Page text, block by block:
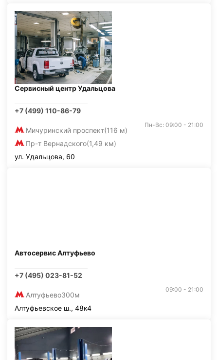
Сервисный центр Удальцова
+7 (499) 110-86-79
Мичуринский проспект(116 м)
Пр-т Вернадского(1,49 км)
Пн-Вс: 09:00 - 21:00
ул. Удальцова, 60
Автосервис Алтуфьево
+7 (495) 023-81-52
Алтуфьево300м
09:00 - 21:00
Алтуфьевское ш., 48к4